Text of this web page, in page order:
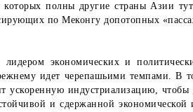
полны другие страны Азии
по Меконгу допотопных
экономических и
идет черепашьими темпами. В
индустриализацию, чтобы
и сдержанной